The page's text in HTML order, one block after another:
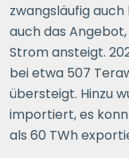
zwangsläufig
auch das
Strom ansteigt.
bei etwa 507
übersteigt. Hinzu
importiert, es
als 60 TWh